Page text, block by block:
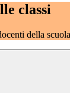
classi
della